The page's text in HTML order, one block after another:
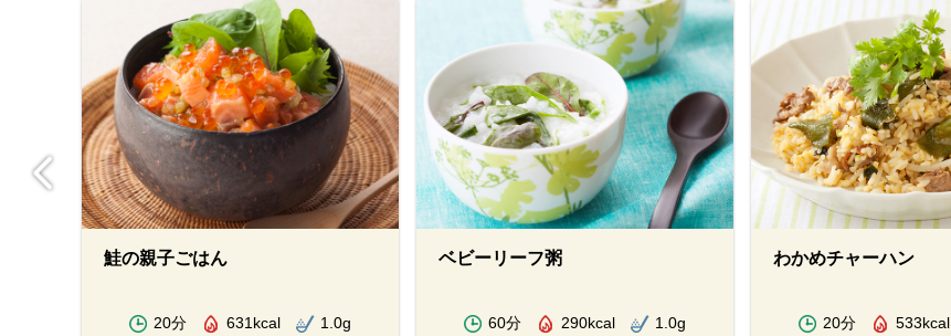
鮭の親子ごはん
20分 631kcal 1.0g
ベビーリーフ粥
60分 290kcal 1.0g
わかめチャーハン
20分 533kcal